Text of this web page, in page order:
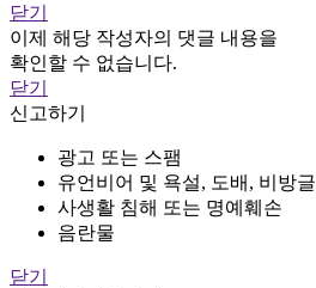
닫기
이제 해당 작성자의 댓글 내용을
확인할 수 없습니다.
닫기
신고하기
광고 또는 스팸
유언비어 및 욕설, 도배, 비방글
사생활 침해 또는 명예훼손
음란물
닫기